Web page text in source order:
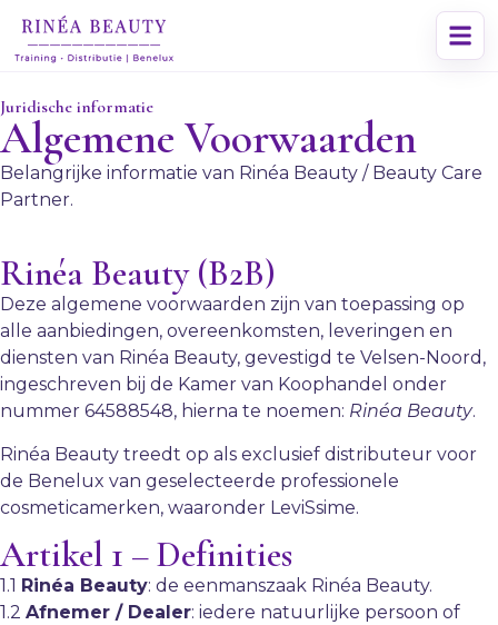
Juridische informatie
Algemene Voorwaarden
Belangrijke informatie van Rinéa Beauty / Beauty Care
Partner.
Rinéa Beauty (B2B)
Deze algemene voorwaarden zijn van toepassing op
alle aanbiedingen, overeenkomsten, leveringen en
diensten van Rinéa Beauty, gevestigd te Velsen-Noord,
ingeschreven bij de Kamer van Koophandel onder
nummer 64588548, hierna te noemen: Rinéa Beauty.
Rinéa Beauty treedt op als exclusief distributeur voor
de Benelux van geselecteerde professionele
cosmeticamerken, waaronder LeviSsime.
Artikel 1 – Definities
1.1 Rinéa Beauty: de eenmanszaak Rinéa Beauty.
1.2 Afnemer / Dealer: iedere natuurlijke persoon of